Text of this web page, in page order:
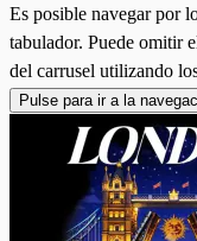
Es posible navegar por
tabulador. Puede omitir
del carrusel utilizando
Pulse para ir a la